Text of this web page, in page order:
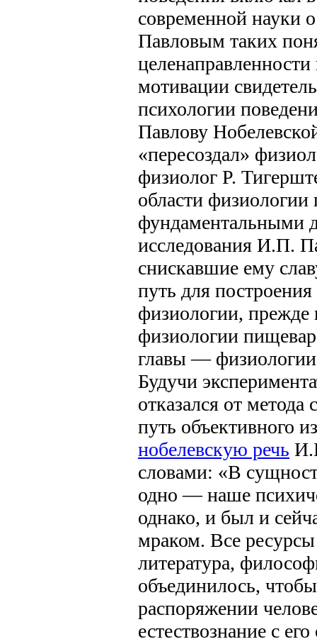
современной науки
Павловым таких
мотивации
психологии
Павлову
«пересоздал»
физиолог Р.
области
фундаментальными
исследования И.П.
снискавшие ему
путь для
физиологии, прежде
физиологии
главы —
Будучи
отказался от метода
путь объективного
нобелевскую речь
словами: «В
одно — наше
однако, и был и
мраком. Все ресурсы
литература,
объединилось,
распоряжении
естествознание с